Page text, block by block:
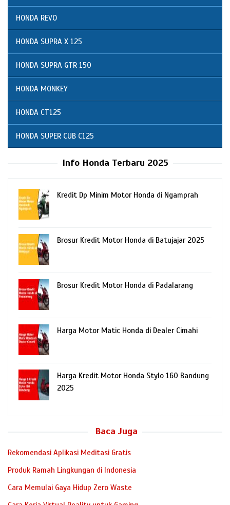
HONDA REVO
HONDA SUPRA X 125
HONDA SUPRA GTR 150
HONDA MONKEY
HONDA CT125
HONDA SUPER CUB C125
Info Honda Terbaru 2025
Kredit Dp Minim Motor Honda di Ngamprah
Brosur Kredit Motor Honda di Batujajar 2025
Brosur Kredit Motor Honda di Padalarang
Harga Motor Matic Honda di Dealer Cimahi
Harga Kredit Motor Honda Stylo 160 Bandung
2025
Baca Juga
Rekomendasi Aplikasi Meditasi Gratis
Produk Ramah Lingkungan di Indonesia
Cara Memulai Gaya Hidup Zero Waste